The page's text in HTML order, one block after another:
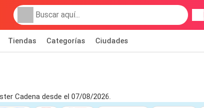
Tiendas Categorías Ciudades
Cadena desde el 07/08/2026.